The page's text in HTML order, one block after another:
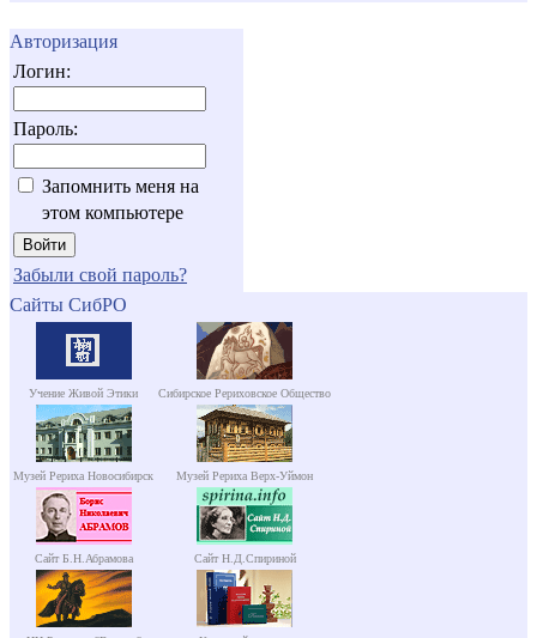
Авторизация
Логин:
Пароль:
Запомнить меня на
этом компьютере
Забыли свой пароль?
Сайты СибРО
Учение Живой Этики Сибирское Рериховское Общество
Музей Рериха Новосибирск Музей Рериха Верх-Уймон
Сайт Б.Н.Абрамова Сайт Н.Д.Спириной